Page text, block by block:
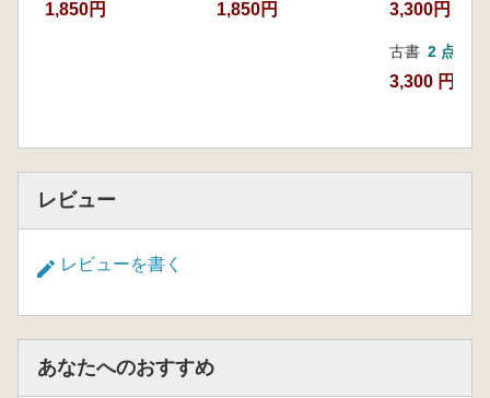
1,850円 1,850円 3,300円
古書 2 点
3,300 円~
レビュー
レビューを書く
あなたへのおすすめ